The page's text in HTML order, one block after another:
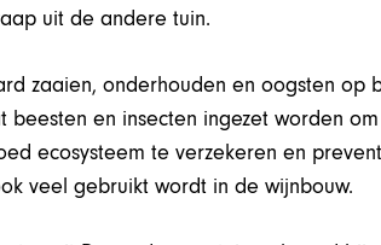
uit de andere tuin.
zaaien, onderhouden en oogsten op
beesten en insecten ingezet worden
ecosysteem te verzekeren en
veel gebruikt wordt in de wijnbouw.